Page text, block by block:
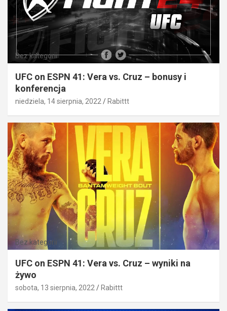
Bez kategorii
UFC on ESPN 41: Vera vs. Cruz – bonusy i
konferencja
niedziela, 14 sierpnia, 2022 Rabittt
Bez kategorii
UFC on ESPN 41: Vera vs. Cruz – wyniki na
żywo
sobota, 13 sierpnia, 2022 Rabittt